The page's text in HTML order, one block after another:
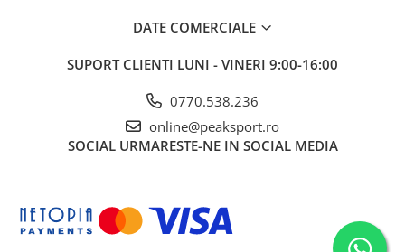
DATE COMERCIALE
SUPORT CLIENTI LUNI - VINERI 9:00-16:00
0770.538.236
online@peaksport.ro
SOCIAL URMARESTE-NE IN SOCIAL MEDIA